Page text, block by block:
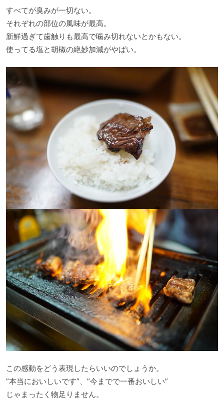
すべてが臭みが一切ない。
それぞれの部位の風味が最高。
新鮮過ぎて歯触りも最高で噛み切れないとかもない。
使ってる塩と胡椒の絶妙加減がやばい。
この感動をどう表現したらいいのでしょうか。
”本当においしいです”、”今までで一番おいしい”
じゃまったく物足りません。